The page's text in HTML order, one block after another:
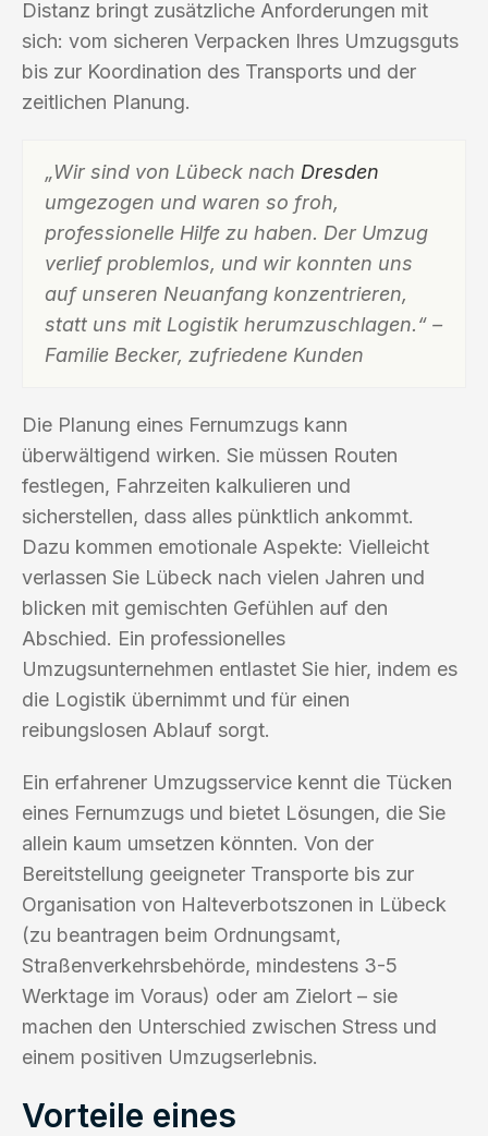
Distanz bringt zusätzliche Anforderungen mit
sich: vom sicheren Verpacken Ihres Umzugsguts
bis zur Koordination des Transports und der
zeitlichen Planung.
„Wir sind von Lübeck nach Dresden
umgezogen und waren so froh,
professionelle Hilfe zu haben. Der Umzug
verlief problemlos, und wir konnten uns
auf unseren Neuanfang konzentrieren,
statt uns mit Logistik herumzuschlagen.“ –
Familie Becker, zufriedene Kunden
Die Planung eines Fernumzugs kann
überwältigend wirken. Sie müssen Routen
festlegen, Fahrzeiten kalkulieren und
sicherstellen, dass alles pünktlich ankommt.
Dazu kommen emotionale Aspekte: Vielleicht
verlassen Sie Lübeck nach vielen Jahren und
blicken mit gemischten Gefühlen auf den
Abschied. Ein professionelles
Umzugsunternehmen entlastet Sie hier, indem es
die Logistik übernimmt und für einen
reibungslosen Ablauf sorgt.
Ein erfahrener Umzugsservice kennt die Tücken
eines Fernumzugs und bietet Lösungen, die Sie
allein kaum umsetzen könnten. Von der
Bereitstellung geeigneter Transporte bis zur
Organisation von Halteverbotszonen in Lübeck
(zu beantragen beim Ordnungsamt,
Straßenverkehrsbehörde, mindestens 3-5
Werktage im Voraus) oder am Zielort – sie
machen den Unterschied zwischen Stress und
einem positiven Umzugserlebnis.
Vorteile eines